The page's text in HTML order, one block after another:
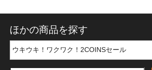
ほかの商品を探す